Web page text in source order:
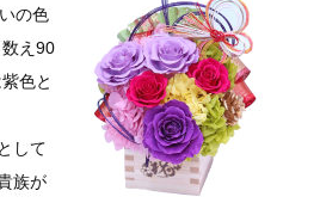
の色
え90
色と
して
族が